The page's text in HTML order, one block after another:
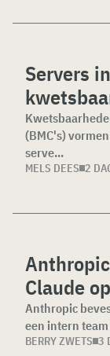
Servers
(BMC's)
serve...
MELS DEES 2
Claude op
Anthropic
een intern
BERRY ZWETS 3